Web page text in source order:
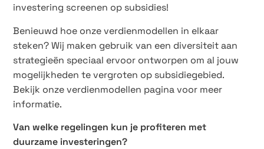
investering screenen op subsidies!
Benieuwd hoe onze verdienmodellen in elkaar
steken? Wij maken gebruik van een diversiteit aan
strategieën speciaal ervoor ontworpen om al jouw
mogelijkheden te vergroten op subsidiegebied.
Bekijk onze verdienmodellen pagina voor meer
informatie.
Van welke regelingen kun je profiteren met
duurzame investeringen?